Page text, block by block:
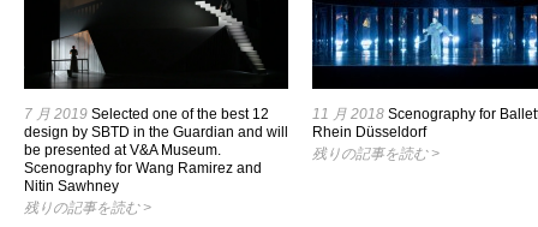
7 月 2019 Selected one of the best 12
design by SBTD in the Guardian and will
be presented at V&A Museum.
Scenography for Wang Ramirez and
Nitin Sawhney
残りの記事を読む >
11 月 2018 Scenography for
Rhein Düsseldorf
残りの記事を読む >